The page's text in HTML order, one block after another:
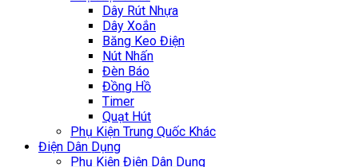
Dây Rút Nhựa
Dây Xoắn
Băng Keo Điện
Nút Nhấn
Đèn Báo
Đồng Hồ
Timer
Quạt Hút
Phụ Kiện Trung Quốc Khác
Điện Dân Dụng
Phụ Kiện Điện Dân Dụng